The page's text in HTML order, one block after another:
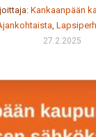
Kankaanpään
,
27.2.2025